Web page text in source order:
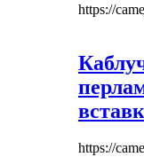
https://
https://